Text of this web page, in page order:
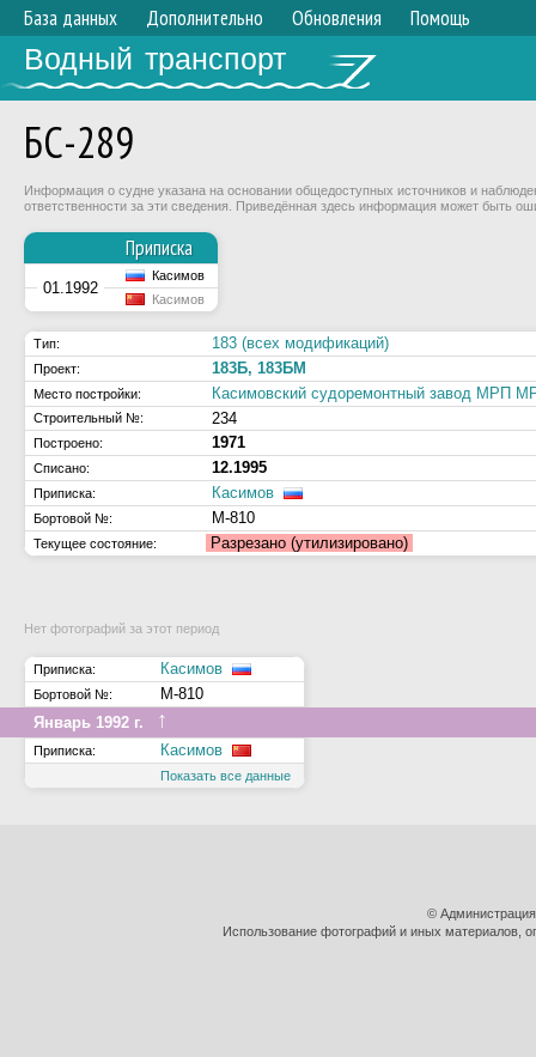
База данных Дополнительно Обновления Помощь
Водный транспорт
БС-289
Информация о судне указана на основании общедоступных источников и
ответственности за эти сведения. Приведённая здесь информация может быть
Приписка
01.1992
Касимов
Касимов
Тип: 183 (всех модификаций)
Проект: 183Б, 183БМ
Место постройки: Касимовский судоремонтный завод МРП
Строительный №: 234
Построено: 1971
Списано: 12.1995
Приписка: Касимов
Бортовой №: М-810
Текущее состояние: Разрезано (утилизировано)
Нет фотографий за этот период
Приписка: Касимов
Бортовой №:
М-810
Январь 1992 г.
↑
Приписка: Касимов
Показать все данные
©
Использование фотографий и иных материалов,